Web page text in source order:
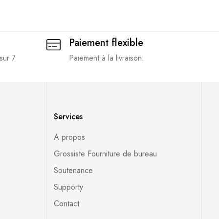
7
Paiement flexible
Paiement à la livraison.
Services
A propos
Grossiste Fourniture de bureau
Soutenance
Supporty
Contact